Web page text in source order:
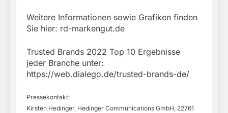
Weitere Informationen sowie Grafiken finden
Sie hier: rd-markengut.de
Trusted Brands 2022 Top 10 Ergebnisse
jeder Branche unter:
https://web.dialego.de/trusted-brands-de/
Pressekontakt:
Kirsten Hedinger, Hedinger Communications GmbH, 22761